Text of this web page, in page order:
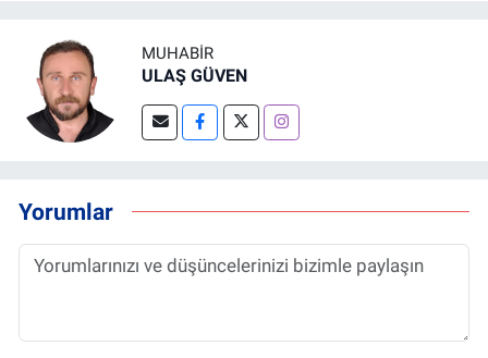
MUHABIR
ULAŞ GÜVEN
Yorumlar